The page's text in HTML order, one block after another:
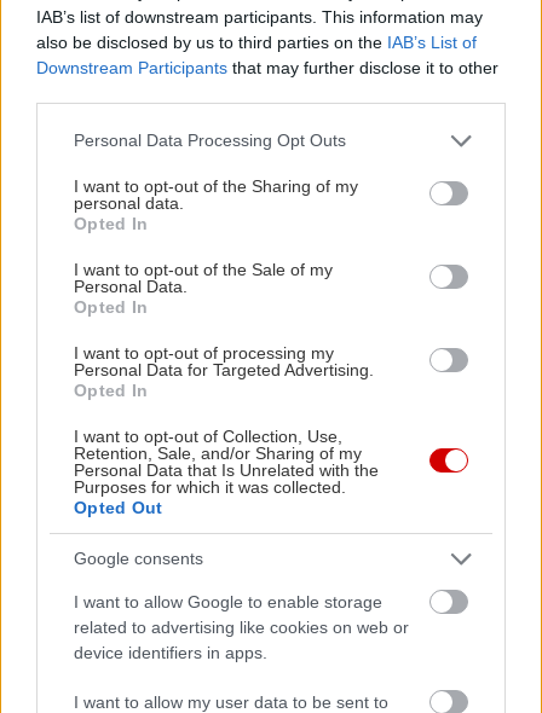
IAB’s list of downstream participants. This information may
also be disclosed by us to third parties on the IAB’s List of
Downstream Participants that may further disclose it to other
Please note that this website/app uses one or more Google
not limited to your visit or usage behaviour. You may click to
grant or deny consent to Google and its third-party tags to
use your data for below specified purposes in below Google
consent section.
Personal Data Processing Opt Outs
I want to opt-out of the Sharing of my
personal data.
Opted In
I want to opt-out of the Sale of my
Personal Data.
Opted In
I want to opt-out of processing my
Personal Data for Targeted Advertising.
Opted In
I want to opt-out of Collection, Use,
Retention, Sale, and/or Sharing of my
Personal Data that Is Unrelated with the
Purposes for which it was collected.
Opted Out
Google consents
I want to allow Google to enable storage
related to advertising like cookies on web or
device identifiers in apps.
I want to allow my user data to be sent to
ακριβώς τη στιγμή που η solo καριέρα του
απογειώνεται. Να πάτε από νωρίς να δείτε και
τους Sleaford Mods που κάποια στιγμή θα
διαδεχθούν τον Iggy στον θρόνο του.
Eισιτήριαεδώ
8 & 9 Ιουλίου Primer Festival στην Πλατεία
Νερού
Ήρθε η μέρα που θα δούμε επιτέλους στην
Ελλάδα τον Tyga και τον Tiesto στο ίδιο
φεστιβάλ. Το Primer Festival ξηγήθηκε πολύ
μαγκιόρικα φέτος βάζοντας το κεράσακι στην
τούρτα του αγαπημένου dance festival της
Εισιτήριαεδώ